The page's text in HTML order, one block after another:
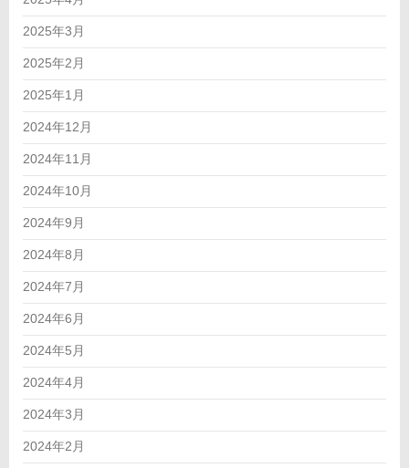
2025年3月
2025年2月
2025年1月
2024年12月
2024年11月
2024年10月
2024年9月
2024年8月
2024年7月
2024年6月
2024年5月
2024年4月
2024年3月
2024年2月